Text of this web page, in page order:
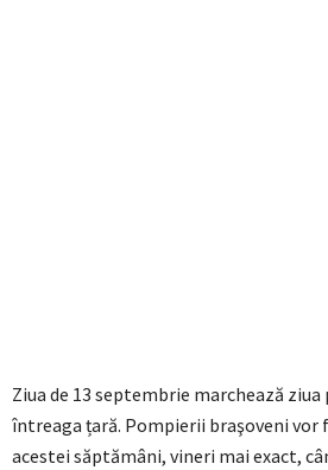
Ziua de 13 septembrie marchează
întreaga țară. Pompierii braşoveni vor
acestei săptămâni, vineri mai exact,